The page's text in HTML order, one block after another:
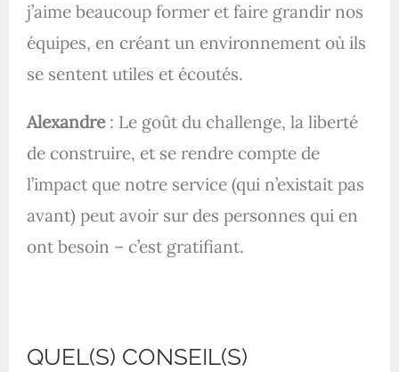
j’aime beaucoup former et faire grandir nos
équipes, en créant un environnement où ils
se sentent utiles et écoutés.
Alexandre: Le goût du challenge, la liberté
de construire, et se rendre compte de
l’impact que notre service (qui n’existait pas
avant) peut avoir sur des personnes qui en
ont besoin – c’est gratifiant.
QUEL(S) CONSEIL(S)